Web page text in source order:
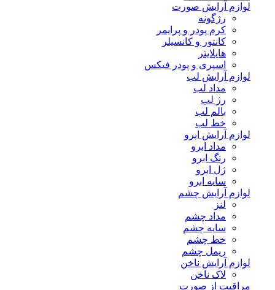
لوازم آرایش صورت
رژگونه
کرم پودر و پرایمر
کانتور و کانسیلر
هایلایتر
اسپری و پودر فیکس
لوازم آرایش لب
مداد لب
رژ لب
بالم لب
خط لب
لوازم آرایش ابرو
مداد ابرو
رنگ ابرو
ژل ابرو
سایه ابرو
لوازم آرایش چشم
لنز
مداد چشم
سایه چشم
خط چشم
ریمل چشم
لوازم آرایش ناخن
لاک ناخن
مراقبت از صورت